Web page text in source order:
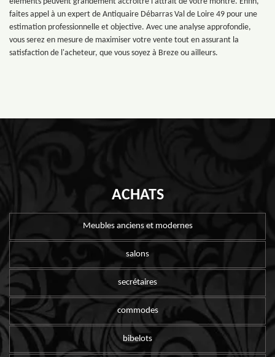
faites appel à un expert de Antiquaire Débarras Val de Loire 49 pour une
estimation professionnelle et objective. Avec une analyse approfondie,
vous serez en mesure de maximiser votre vente tout en assurant la
satisfaction de l'acheteur, que vous soyez à Breze ou ailleurs.
ACHATS
Meubles anciens et modernes
salons
secrétaires
commodes
bibelots